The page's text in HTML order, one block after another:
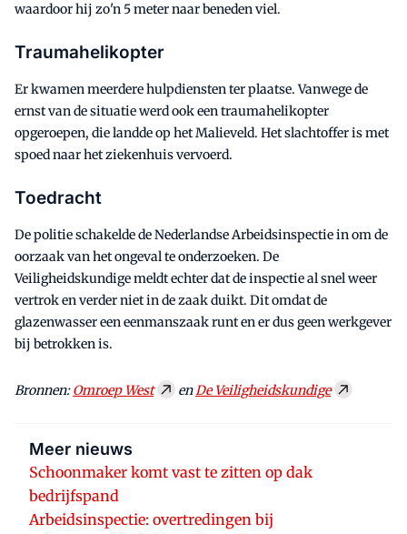
waardoor hij zo'n 5 meter naar beneden viel.
Traumahelikopter
Er kwamen meerdere hulpdiensten ter plaatse. Vanwege de
ernst van de situatie werd ook een traumahelikopter
opgeroepen, die landde op het Malieveld. Het slachtoffer is met
spoed naar het ziekenhuis vervoerd.
Toedracht
De politie schakelde de Nederlandse Arbeidsinspectie in om de
oorzaak van het ongeval te onderzoeken. De
Veiligheidskundige meldt echter dat de inspectie al snel weer
vertrok en verder niet in de zaak duikt. Dit omdat de
glazenwasser een eenmanszaak runt en er dus geen werkgever
bij betrokken is.
Bronnen:Omroep West enDe Veiligheidskundige
Meer nieuws
Schoonmaker komt vast te zitten op dak
bedrijfspand
Arbeidsinspectie: overtredingen bij